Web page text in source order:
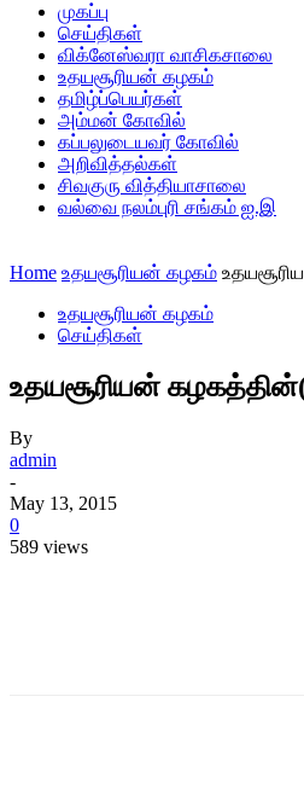
முகப்பு
செய்திகள்
விக்னேஸ்வரா வாசிகசாலை
உதயசூரியன் கழகம்
தமிழ்ப்பெயர்கள்
அம்மன் கோவில்
கப்பலுடையவர் கோவில்
அறிவித்தல்கள்
சிவகுரு வித்தியாசாலை
வல்வை நலம்புரி சங்கம் ஐ.இ
Home உதயசூரியன் கழகம்
உதயசூரியன் கழகம்
செய்திகள்
உதயசூரியன்
By
admin
-
May 13, 2015
0
589 views